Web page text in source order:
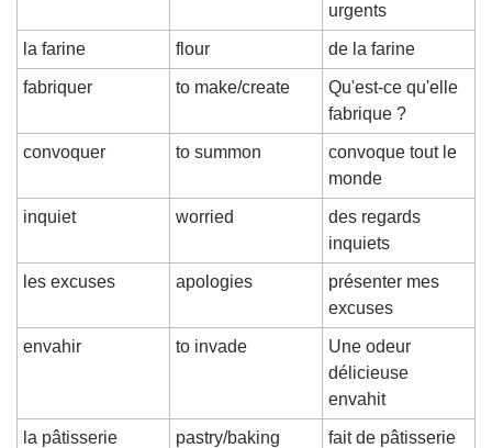
urgents
la farine flour de la farine
fabriquer to make/create
Qu'est-ce qu'elle
fabrique ?
convoquer to summon
convoque tout le
monde
inquiet worried
des regards
inquiets
les excuses apologies
présenter mes
excuses
envahir to invade
Une odeur
délicieuse
envahit
la pâtisserie pastry/baking fait de pâtisserie